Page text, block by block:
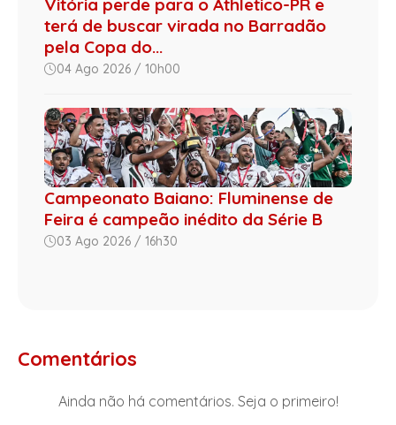
Vitória perde para o Athletico-PR e
terá de buscar virada no Barradão
pela Copa do...
04 Ago 2026 / 10h00
Campeonato Baiano: Fluminense de
Feira é campeão inédito da Série B
03 Ago 2026 / 16h30
Comentários
Ainda não há comentários. Seja o primeiro!